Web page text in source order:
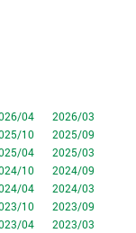
04
2026/03
10
2025/09
04
2025/03
10
2024/09
04
2024/03
10
2023/09
04
2023/03